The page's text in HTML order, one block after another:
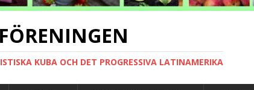
KUBA OCH DET PROGRESSIVA LATINAMERIKA